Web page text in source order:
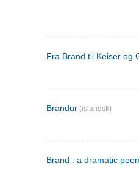
Fra Brand til Keiser og
Brandur (islandsk)
Brand : a dramatic